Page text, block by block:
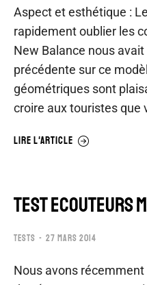
Aspect et esthétique :
rapidement oublier les
New Balance nous
précédente sur ce
géométriques sont
croire aux touristes que
LIRE L'ARTICLE
TEST ECOUTEURS
TESTS 27 MARS 2014
Nous avons